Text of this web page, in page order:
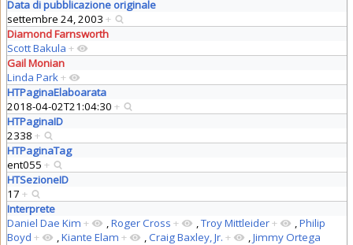
Data di pubblicazione originale
settembre 24, 2003 +
Diamond Farnsworth
Scott Bakula +
Gail Monian
Linda Park+
HTPaginaElaboarata
2018-04-02T21:04:30 +
HTPaginaID
2338 +
HTPaginaTag
ent055 +
HTSezioneID
17 +
Interprete
Daniel Dae Kim + ,Roger Cross + ,Troy Mittleider+ ,Philip
Boyd + ,Kiante Elam + ,Craig Baxley, Jr. + ,Jimmy Ortega